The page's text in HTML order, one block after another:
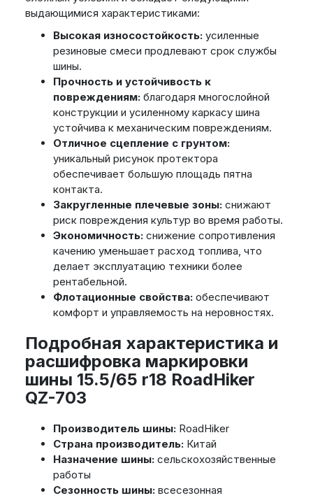
выдающимися характеристиками:
Высокая износостойкость:усиленные
резиновые смеси продлевают срок службы
шины.
Прочность и устойчивость к
повреждениям:благодаря многослойной
конструкции и усиленному каркасу шина
устойчива к механическим повреждениям.
Отличное сцепление с грунтом:
уникальный рисунок протектора
обеспечивает большую площадь пятна
контакта.
Закругленные плечевые зоны:снижают
риск повреждения культур во время работы.
Экономичность:снижение сопротивления
качению уменьшает расход топлива, что
делает эксплуатацию техники более
рентабельной.
Флотационные свойства:обеспечивают
комфорт и управляемость на неровностях.
Подробная характеристика и
расшифровка маркировки
шины 15.5/65 r18 RoadHiker
QZ-703
Производитель шины:RoadHiker
Страна производитель:Китай
Назначение шины:сельскохозяйственные
работы
Сезонность шины:всесезонная